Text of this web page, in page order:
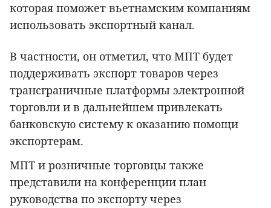
которая поможет вьетнамским компаниям
использовать экспортный канал.
В частности, он отметил, что МПТ будет
поддерживать экспорт товаров через
трансграничные платформы электронной
торговли и в дальнейшем привлекать
банковскую систему к оказанию помощи
экспортерам.
МПТ и розничные торговцы также
представили на конференции план
руководства по экспорту через